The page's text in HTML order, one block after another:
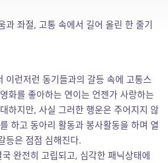
과 좌절, 고통 속에서 길어 올린 한 줄기
이런저런 동기들과의 갈등 속에 고통스
화를 좋아하는 연이는 언젠가 사랑하는
하지만, 사실 그러한 행운은 주어지지 않
하고 동아리 활동과 봉사활동을 하며 열
등은 점점 심해진다.
완전히 고립되고, 심각한 패닉상태에